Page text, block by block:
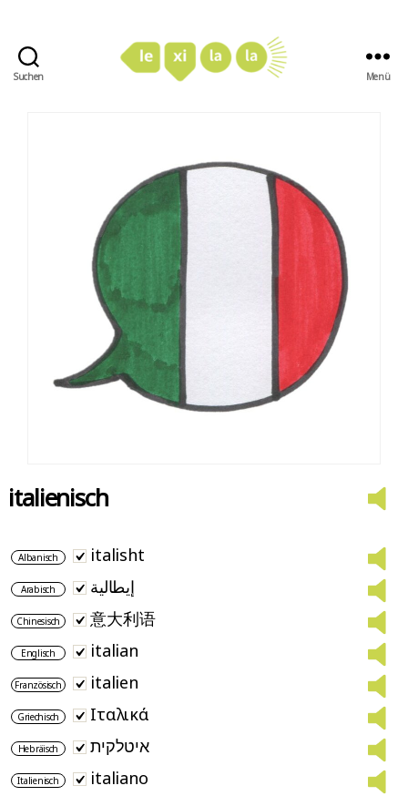
Suchen Menü
italienisch
Albanisch italisht
Arabisch إيطالية
Chinesisch 意大利语
Englisch italian
Französisch italien
Griechisch Ιταλικά
Hebräisch איטלקית
Italienisch italiano